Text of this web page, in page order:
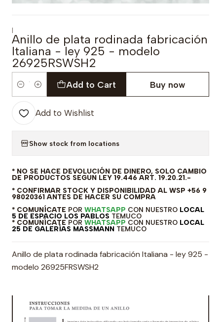
|
Anillo de plata rodinada fabricación
Italiana - ley 925 - modelo
26925RSWSH2
Quantity
Add to Cart Buy now
Add to Wishlist
Show stock from locations
* NO SE HACE DEVOLUCIÓN DE DINERO, SOLO CAMBIO
DE PRODUCTOS SEGUN LEY 19.446 ART. 19.20.21.-
* CONFIRMAR STOCK Y DISPONIBILIDAD AL WSP +56 9
98020361 ANTES DE HACER SU COMPRA
* COMUNÍCATE POR WHATSAPP CON NUESTRO LOCAL
5 DE ESPACIO LOS PABLOS TEMUCO
* COMUNÍCATE POR WHATSAPP CON NUESTRO LOCAL
25 DE GALERÍAS MASSMANN TEMUCO
Anillo de plata rodinada fabricación Italiana - ley 925 -
modelo 26925FRSWSH2